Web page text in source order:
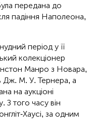
передана до
падіння Наполеона,
період у її
колекціонер
Манро з Новара,
Дж. М. У. Тернера, а
на аукціоні
З того часу він
Хаусі, за одним